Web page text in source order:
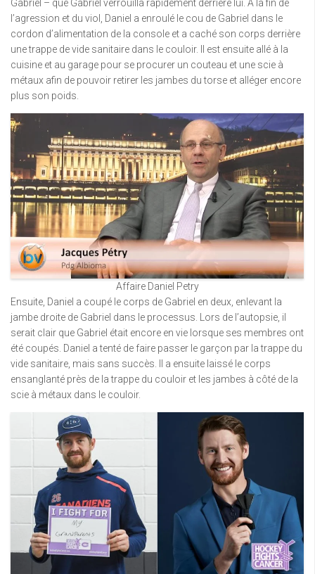
Gabriel – que Gabriel verrouilla rapidement derrière lui. À la fin de
l’agression et du viol, Daniel a enroulé le cou de Gabriel dans le
cordon d’alimentation de la console et a caché son corps derrière
une trappe de vide sanitaire dans le couloir. Il est ensuite allé à la
cuisine et au garage pour se procurer un couteau et une scie à
métaux afin de pouvoir retirer les jambes du torse et alléger encore
plus son poids.
Affaire Daniel Petry
Ensuite, Daniel a coupé le corps de Gabriel en deux, enlevant la
jambe droite de Gabriel dans le processus. Lors de l’autopsie, il
serait clair que Gabriel était encore en vie lorsque ses membres ont
été coupés. Daniel a tenté de faire passer le garçon par la trappe du
vide sanitaire, mais sans succès. Il a ensuite laissé le corps
ensanglanté près de la trappe du couloir et les jambes à côté de la
scie à métaux dans le couloir.